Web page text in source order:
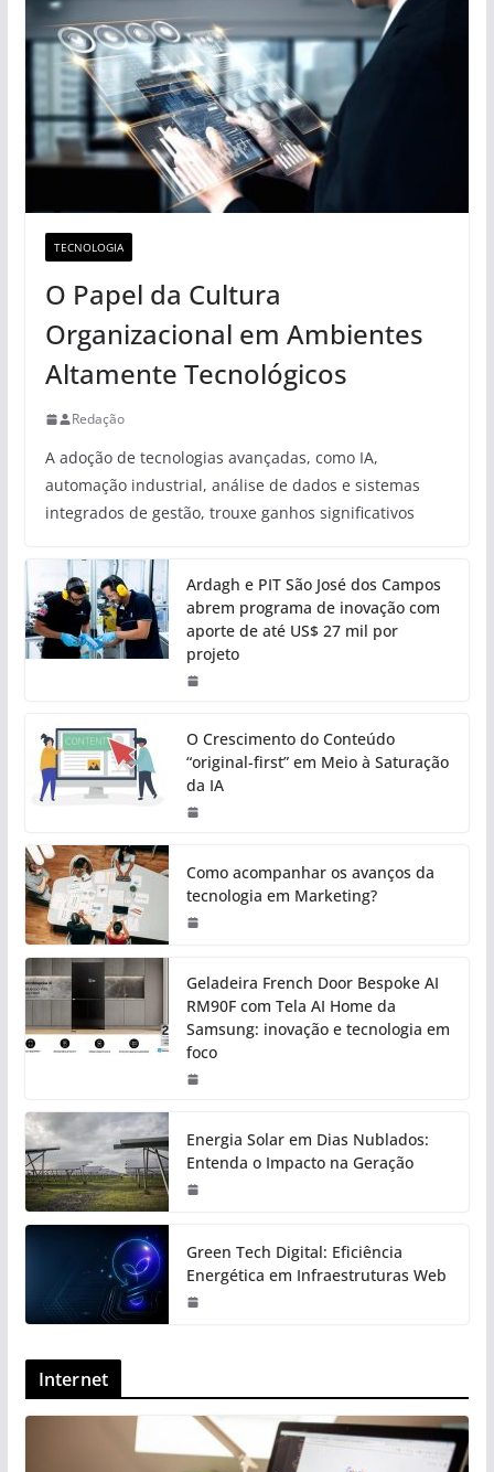
TECNOLOGIA
O Papel da Cultura
Organizacional em Ambientes
Altamente Tecnológicos
Redação
A adoção de tecnologias avançadas, como IA,
automação industrial, análise de dados e sistemas
integrados de gestão, trouxe ganhos significativos
Ardagh e PIT São José dos Campos
abrem programa de inovação com
aporte de até US$ 27 mil por
projeto
O Crescimento do Conteúdo
“original-first” em Meio à Saturação
da IA
Como acompanhar os avanços da
tecnologia em Marketing?
Geladeira French Door Bespoke AI
RM90F com Tela AI Home da
Samsung: inovação e tecnologia em
foco
Energia Solar em Dias Nublados:
Entenda o Impacto na Geração
Green Tech Digital: Eficiência
Energética em Infraestruturas Web
Internet